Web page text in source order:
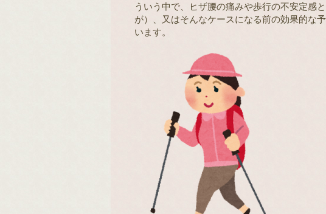
ういう中で、ヒザ腰の痛みや歩行の不安定感
が）、又はそんなケースになる前の効果的な
います。